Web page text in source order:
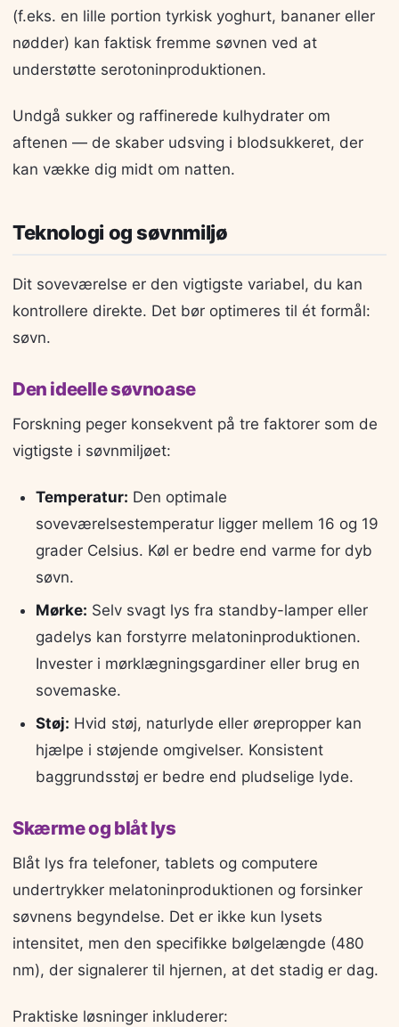
(f.eks. en lille portion tyrkisk yoghurt, bananer eller
nødder) kan faktisk fremme søvnen ved at
understøtte serotoninproduktionen.
Undgå sukker og raffinerede kulhydrater om
aftenen — de skaber udsving i blodsukkeret, der
kan vække dig midt om natten.
Teknologi og søvnmiljø
Dit soveværelse er den vigtigste variabel, du kan
kontrollere direkte. Det bør optimeres til ét formål:
søvn.
Den ideelle søvnoase
Forskning peger konsekvent på tre faktorer som de
vigtigste i søvnmiljøet:
Temperatur: Den optimale
soveværelsestemperatur ligger mellem 16 og 19
grader Celsius. Køl er bedre end varme for dyb
søvn.
Mørke: Selv svagt lys fra standby-lamper eller
gadelys kan forstyrre melatoninproduktionen.
Invester i mørklægningsgardiner eller brug en
sovemaske.
Støj: Hvid støj, naturlyde eller ørepropper kan
hjælpe i støjende omgivelser. Konsistent
baggrundsstøj er bedre end pludselige lyde.
Skærme og blåt lys
Blåt lys fra telefoner, tablets og computere
undertrykker melatoninproduktionen og forsinker
søvnens begyndelse. Det er ikke kun lysets
intensitet, men den specifikke bølgelængde (480
nm), der signalerer til hjernen, at det stadig er dag.
Praktiske løsninger inkluderer: